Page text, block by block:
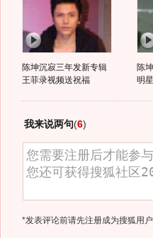
陈坤沉寂三年发新专辑
王菲录视频送祝福
陈
明
我来说两句(6)
*发表评论前请先注册成为搜狐用